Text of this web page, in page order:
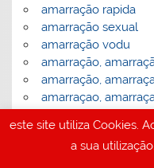
amarração rapida
amarração sexual
amarração vodu
amarração,
amarração,
amarraçao,
amarração,
amarração,
este site utiliza Cookies.
a sua utilização.